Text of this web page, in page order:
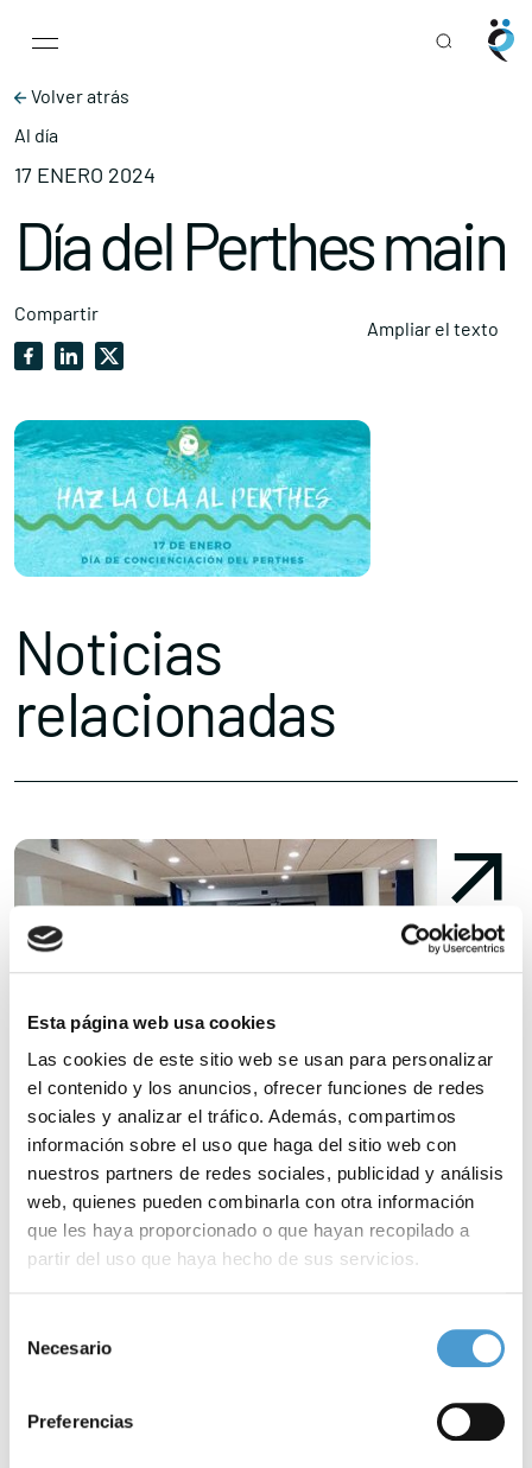
Esta página web usa cookies
Las cookies de este sitio web se usan para personalizar
el contenido y los anuncios, ofrecer funciones de redes
sociales y analizar el tráfico. Además, compartimos
información sobre el uso que haga del sitio web con
nuestros partners de redes sociales, publicidad y análisis
web, quienes pueden combinarla con otra información
que les haya proporcionado o que hayan recopilado a
partir del uso que haya hecho de sus servicios.
de cookies
Necesario
Preferencias
Main Navigation
Volver atrás
Al día
17 ENERO 2024
Día del Perthes main
Compartir
Ampliar el texto
Noticias
relacionadas
Formación en derechos en la parálisis...
16 ENERO, 2024 DE INTERÉS